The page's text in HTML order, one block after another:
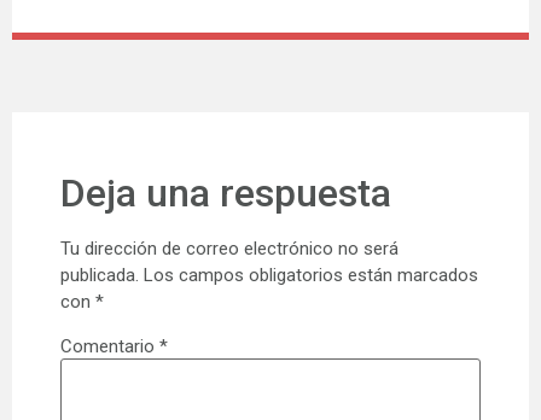
Deja una respuesta
Tu dirección de correo electrónico no será
publicada. Los campos obligatorios están marcados
con *
Comentario *